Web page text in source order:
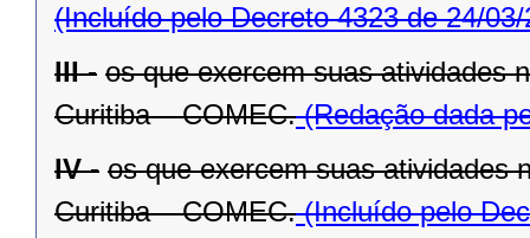
(Incluído pelo Decreto 4323 de 24/
III - os que exercem suas atividades
Curitiba – COMEC.(Redação dada
IV - os que exercem suas atividades
Curitiba – COMEC.(Incluído pelo